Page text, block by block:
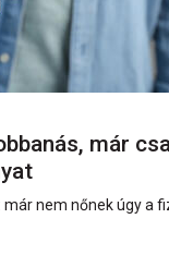
már
már nem nőnek úgy a